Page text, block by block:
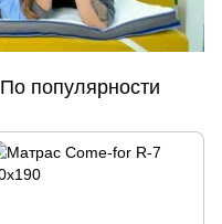
По популярности